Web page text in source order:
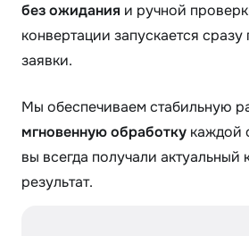
без ожидания и ручной
конвертации запускается
заявки.
Мы обеспечиваем стабильную
мгновенную обработку каждой
вы всегда получали актуальный
результат.